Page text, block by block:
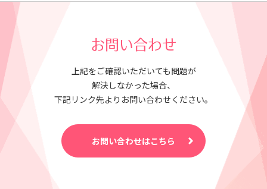
お問い合わせ
上記をご確認いただいても問題が
解決しなかった場合、
下記リンク先よりお問い合わせください。
お問い合わせはこちら